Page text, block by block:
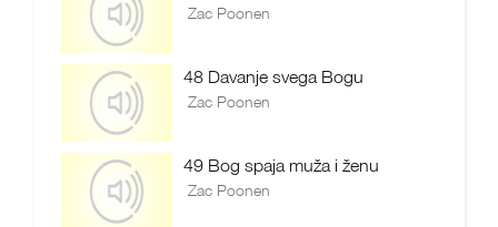
Zac Poonen
48 Davanje svega Bogu
Zac Poonen
49 Bog spaja muža i ženu
Zac Poonen